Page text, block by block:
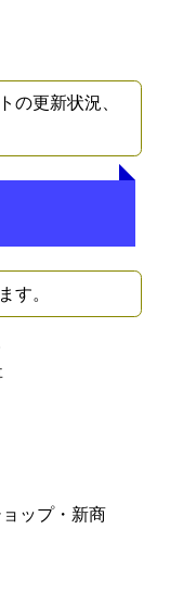
の更新状況、
す。
ップ・新商